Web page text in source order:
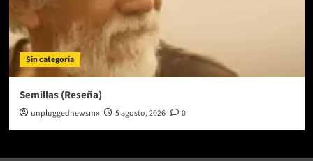
Sin categoría
Semillas (Reseña)
unpluggednewsmx 5 agosto, 2026 0